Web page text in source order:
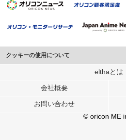
クッキーの使用について
このサイトでは Cookie を使用して、ユーザ
行っています。
メディアや広告配信、データ解析の各パート
各パートナーは、この情報とユーザーが各パ
ユーザーが各パートナーのサービスを使用し
elthaとは
会社概要
お問い合わせ
© oricon ME